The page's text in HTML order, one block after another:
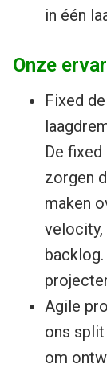
in één
Onze
Fixed
De
zorgen
maken
Agile
ons
om